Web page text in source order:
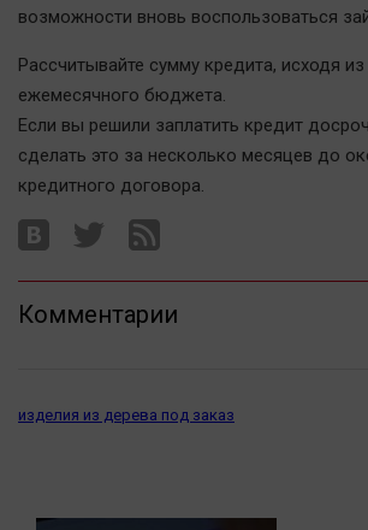
Последняя инстанция
Точка на карте
возможности вновь воспользоваться
Рассчитывайте сумму кредита, исходя из
ежемесячного бюджета.
Если вы решили заплатить кредит
сделать это за несколько месяцев до
кредитного договора.
Комментарии
изделия из дерева под заказ